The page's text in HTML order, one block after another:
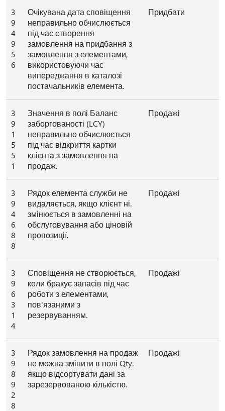
3
9
4
9
5
6
Очікувана дата сповіщення
неправильно обчислюється
під час створення
замовлення на придбання з
замовлення з елементами,
використовуючи час
випереджання в каталозі
постачальників елемента.
Придбати
3
9
1
5
5
1
Значення в полі Баланс
заборгованості (LCY)
неправильно обчислюється
під час відкриття картки
клієнта з замовлення на
продаж.
Продажі
3
9
4
6
8
8
Рядок елемента служби не
видаляється, якщо клієнт ні.
змінюється в замовленні на
обслуговування або ціновій
пропозиції.
Продажі
3
9
6
3
1
4
Сповіщення не створюється,
коли бракує запасів під час
роботи з елементами,
пов'язаними з
резервуванням.
Продажі
3
9
8
9
2
8
Рядок замовлення на продаж
не можна змінити в полі Qty.
якщо відсортувати дані за
зарезервованою кількістю.
Продажі